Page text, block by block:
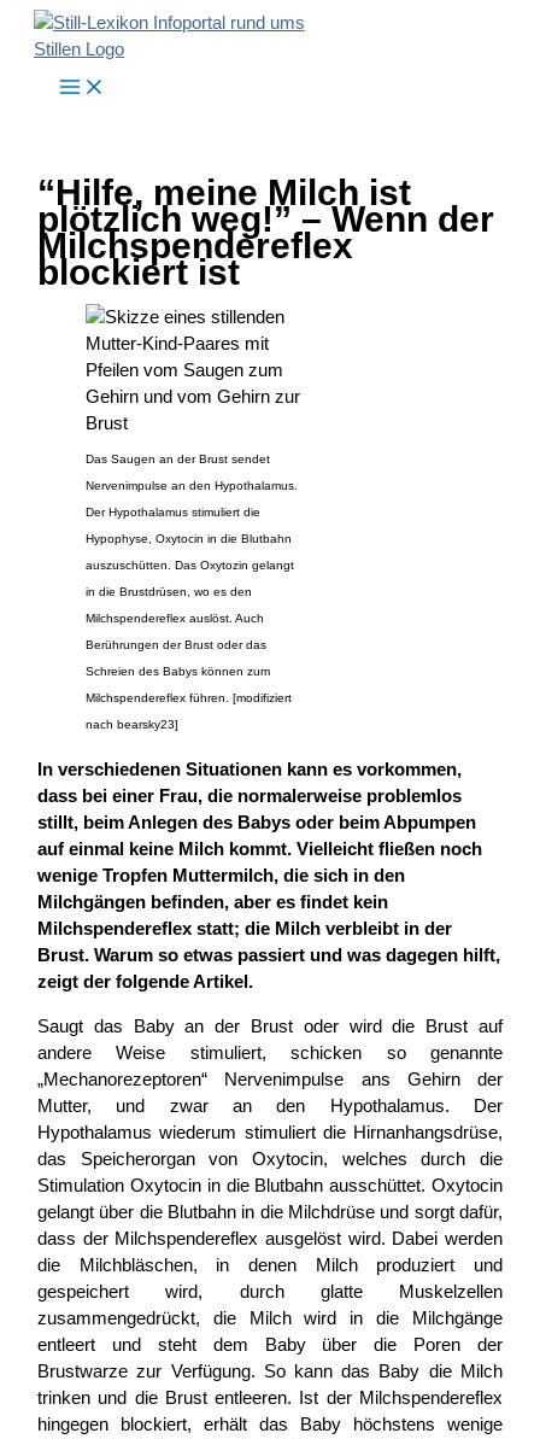
Zum
Inhalt
“Hilfe, meine Milch ist
plötzlich weg!” – Wenn der
Milchspendereflex
blockiert ist
Das Saugen an der Brust sendet
Nervenimpulse an den Hypothalamus.
Der Hypothalamus stimuliert die
Hypophyse, Oxytocin in die Blutbahn
auszuschütten. Das Oxytozin gelangt
in die Brustdrüsen, wo es den
Milchspendereflex auslöst. Auch
Berührungen der Brust oder das
Schreien des Babys können zum
Milchspendereflex führen. [modifiziert
nach bearsky23]
In verschiedenen Situationen kann es vorkommen,
dass bei einer Frau, die normalerweise problemlos
stillt, beim Anlegen des Babys oder beim Abpumpen
auf einmal keine Milch kommt. Vielleicht fließen noch
wenige Tropfen Muttermilch, die sich in den
Milchgängen befinden, aber es findet kein
Milchspendereflex statt; die Milch verbleibt in der
Brust. Warum so etwas passiert und was dagegen hilft,
zeigt der folgende Artikel.
Saugt das Baby an der Brust oder wird die Brust auf
andere Weise stimuliert, schicken so genannte
„Mechanorezeptoren“ Nervenimpulse ans Gehirn der
Mutter, und zwar an den Hypothalamus. Der
Hypothalamus wiederum stimuliert die Hirnanhangsdrüse,
das Speicherorgan von Oxytocin, welches durch die
Stimulation Oxytocin in die Blutbahn ausschüttet. Oxytocin
gelangt über die Blutbahn in die Milchdrüse und sorgt dafür,
dass der Milchspendereflex ausgelöst wird. Dabei werden
die Milchbläschen, in denen Milch produziert und
gespeichert wird, durch glatte Muskelzellen
zusammengedrückt, die Milch wird in die Milchgänge
entleert und steht dem Baby über die Poren der
Brustwarze zur Verfügung. So kann das Baby die Milch
trinken und die Brust entleeren. Ist der Milchspendereflex
hingegen blockiert, erhält das Baby höchstens wenige